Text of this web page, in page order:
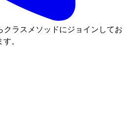
ラスメソッドにジョインして
。